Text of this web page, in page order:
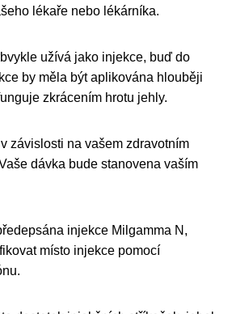
lékaře nebo lékárníka.
užívá jako injekce, buď do
by měla být aplikována hlouběji
zkrácením hrotu jehly.
závislosti na vašem zdravotním
dávka bude stanovena vaším
injekce Milgamma N,
místo injekce pomocí